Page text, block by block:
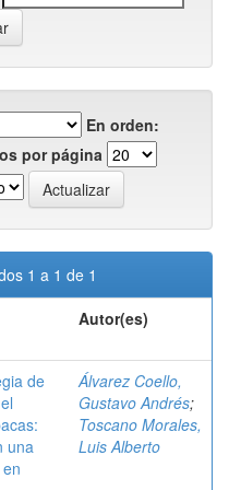
En orden:
por página
1 a 1 de 1
Autor(es)
de
una
Álvarez Coello,
Gustavo Andrés;
Toscano Morales,
Luis Alberto